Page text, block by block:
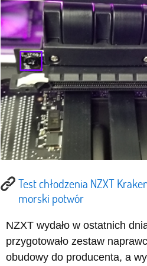
Test chłodzenia NZXT
morski potwór
NZXT wydało w ostatnich
przygotowało zestaw
obudowy do producenta, a